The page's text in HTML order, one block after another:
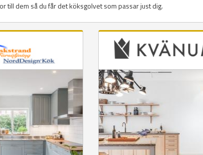
till dem så du får det köksgolvet som passar just dig.